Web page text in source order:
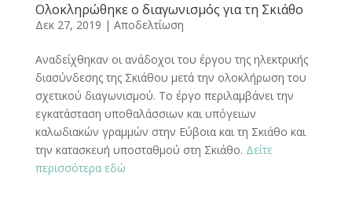
Ολοκληρώθηκε ο διαγωνισμός για τη Σκιάθο
Δεκ 27, 2019 | Αποδελτίωση
Αναδείχθηκαν οι ανάδοχοι του έργου της ηλεκτρικής
διασύνδεσης της Σκιάθου μετά την ολοκλήρωση του
σχετικού διαγωνισμού. Το έργο περιλαμβάνει την
εγκατάσταση υποθαλάσσιων και υπόγειων
καλωδιακών γραμμών στην Εύβοια και τη Σκιάθο και
την κατασκευή υποσταθμού στη Σκιάθο. Δείτε
περισσότερα εδώ